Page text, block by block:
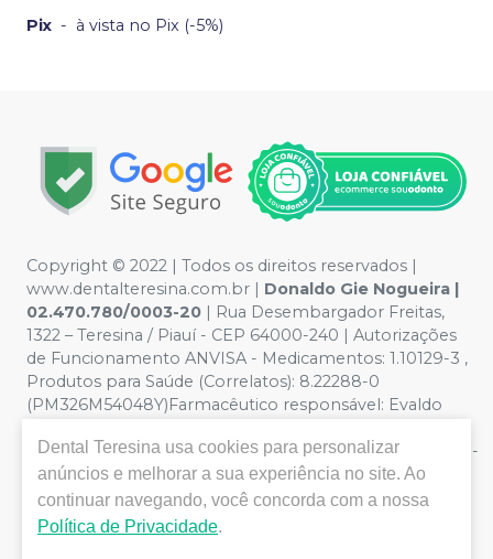
Pix - à vista no Pix (-5%)
Copyright © 2022 | Todos os direitos reservados |
www.dentalteresina.com.br | Donaldo Gie Nogueira |
02.470.780/0003-20 | Rua Desembargador Freitas,
1322 – Teresina / Piauí - CEP 64000-240 | Autorizações
de Funcionamento ANVISA - Medicamentos: 1.10129-3 ,
Produtos para Saúde (Correlatos): 8.22288-0
(PM326M54048Y)Farmacêutico responsável: Evaldo
Privacidade e Segurança - Fotos meramente ilustrativas -
Os preços e condições da loja virtual estão sujeitos a
alterações. Em caso de divergência de preços no site, o
valor válido é o do Carrinho de Compra. Não vendemos
Dental Teresina usa cookies para personalizar
anúncios e melhorar a sua experiência no site. Ao
continuar navegando, você concorda com a nossa
Política de Privacidade.